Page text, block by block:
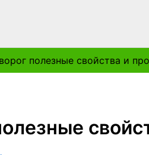
полезные свойства и